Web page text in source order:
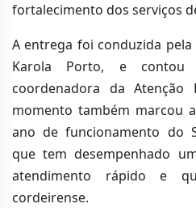
fortalecimento dos serviços
A entrega foi conduzida
Karola Porto, e
coordenadora da Atenção
momento também marcou
ano de funcionamento do
que tem desempenhado
atendimento rápido e
cordeirense.